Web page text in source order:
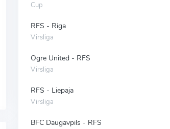
Cup
RFS - Riga
Virsliga
Ogre United - RFS
Virsliga
RFS - Liepaja
Virsliga
BFC Daugavpils - RFS